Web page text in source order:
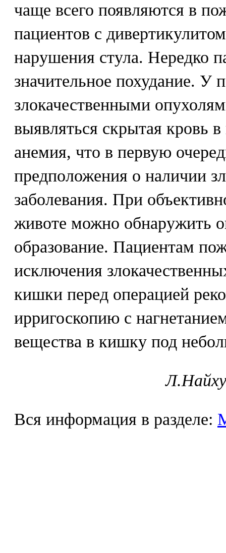
чаще всего появляются в
пациентов с
нарушения стула. Нередко
значительное похудание. У
злокачественными
выявляться скрытая кровь
анемия, что в первую
предположения о наличии
заболевания. При
животе можно обнаружить
образование. Пациентам
исключения
кишки перед операцией
ирригоскопию с
вещества в кишку под
Вся информация в разделе: